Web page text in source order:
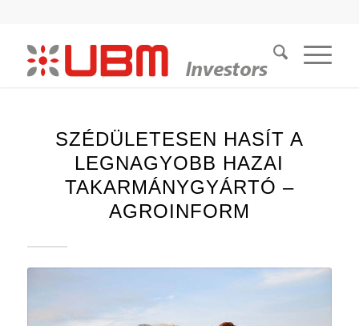
SZÉDÜLETESEN HASÍT A
LEGNAGYOBB HAZAI
TAKARMÁNYGYÁRTÓ –
AGROINFORM